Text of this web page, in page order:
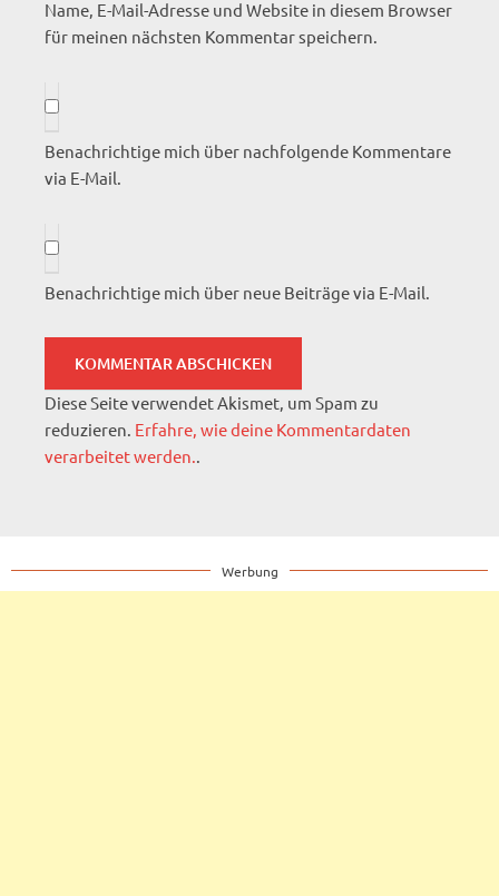
Name, E-Mail-Adresse und Website in diesem Browser
für meinen nächsten Kommentar speichern.
Benachrichtige mich über nachfolgende Kommentare
via E-Mail.
Benachrichtige mich über neue Beiträge via E-Mail.
Diese Seite verwendet Akismet, um Spam zu
reduzieren. Erfahre, wie deine Kommentardaten
verarbeitet werden..
Werbung